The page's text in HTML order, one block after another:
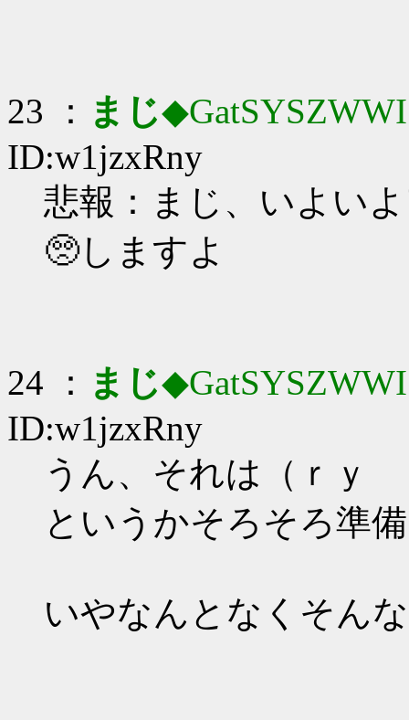
23 ： まじ◆GatSYSZWWI
ID:w1jzxRny
悲報：まじ、いよい
🥺しますよ
24 ： まじ◆GatSYSZWWI
ID:w1jzxRny
うん、それは（ｒｙ
というかそろそろ準
いやなんとなくそん